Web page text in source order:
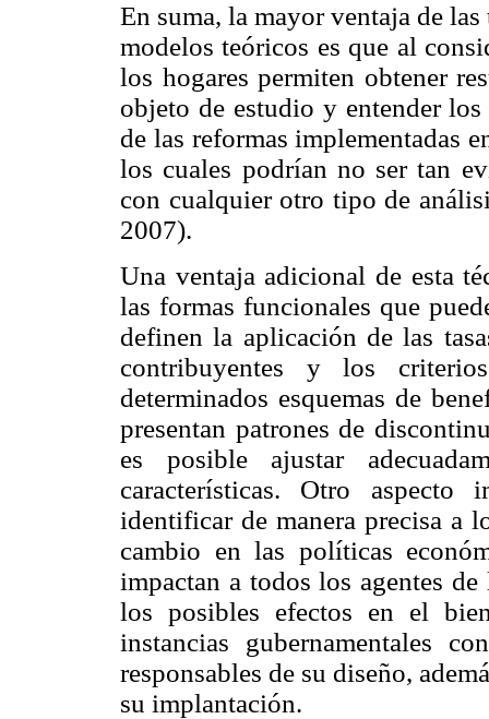
En suma, la mayor ventaja de
modelos teóricos es que al
los hogares permiten obtener
objeto de estudio y entender
de las reformas implementadas
los cuales podrían no ser tan
con cualquier otro tipo de
2007).
Una ventaja adicional de esta
las formas funcionales que
definen la aplicación de las
contribuyentes y los
determinados esquemas de
presentan patrones de
es posible ajustar
características. Otro
identificar de manera precisa a
cambio en las políticas
impactan a todos los agentes
los posibles efectos en el
instancias gubernamentales
responsables de su diseño,
su implantación.